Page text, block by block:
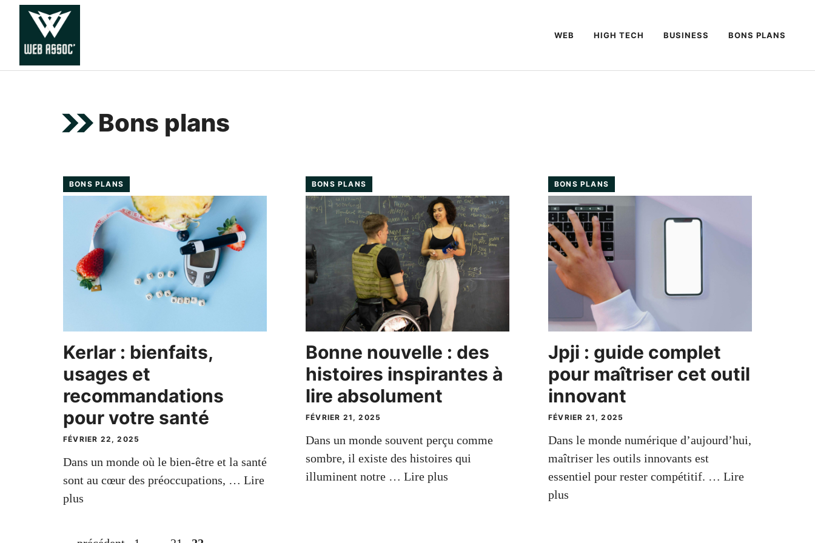
Aller
contenu
WEB HIGH TECH BUSINESS BONS PLANS
Bons plans
BONS PLANS
Kerlar : bienfaits,
usages et
recommandations
pour votre santé
FÉVRIER 22, 2025
Dans un monde où le bien-être et la santé
sont au cœur des préoccupations, … Lire
plus
BONS PLANS
Bonne nouvelle : des
histoires inspirantes à
lire absolument
FÉVRIER 21, 2025
Dans un monde souvent perçu comme
sombre, il existe des histoires qui
illuminent notre … Lire plus
BONS PLANS
Jpji : guide complet
pour maîtriser cet outil
innovant
FÉVRIER 21, 2025
Dans le monde numérique d’aujourd’hui,
maîtriser les outils innovants est
essentiel pour rester compétitif. … Lire
plus